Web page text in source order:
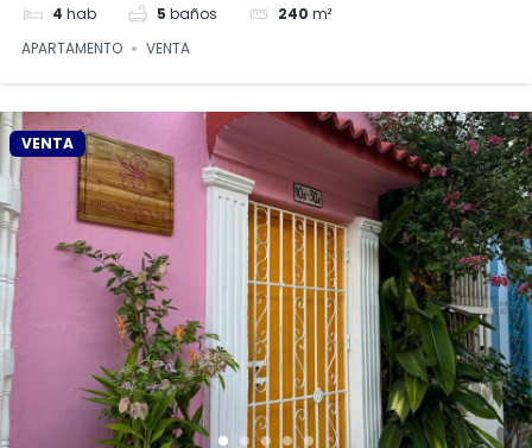
4 hab 5 baños 240 m²
APARTAMENTO
VENTA
VENTA